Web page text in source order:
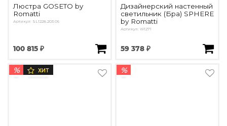
Люстра GOSETO by
Romatti
Артикул: SL1228.203.06
100 815 ₽
Дизайнерский настенный
светильник (Бра) SPHERE
by Romatti
Артикул: W1271
59 378 ₽
% ХИТ %